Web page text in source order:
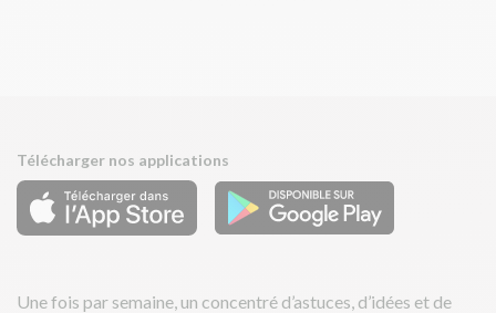
Télécharger nos applications
Une fois par semaine, un concentré d’astuces, d’idées et de